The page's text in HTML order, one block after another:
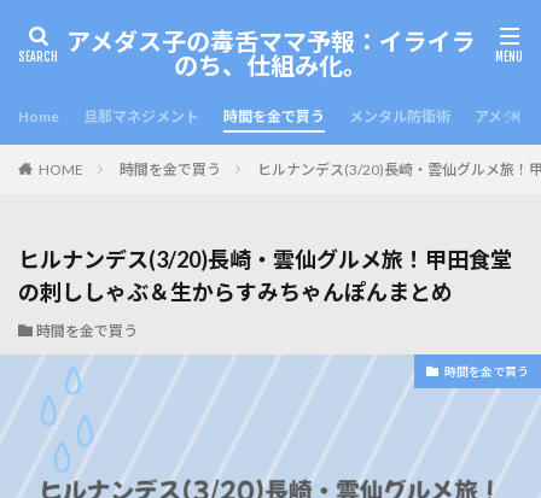
アメダス子の毒舌ママ予報：イライラ
のち、仕組み化。
Home 旦那マネジメント 時間を金で買う メンタル防衛術 アメダス
HOME 時間を金で買う ヒルナンデス(3/20)長崎・雲仙グルメ旅！
ヒルナンデス(3/20)長崎・雲仙グルメ旅！甲田食堂
の刺ししゃぶ＆生からすみちゃんぽんまとめ
時間を金で買う
時間を金で買う